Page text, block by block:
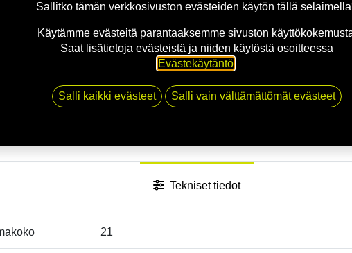
Tekniset tiedot
21
Sallitko tämän verkkosivuston evästeiden käytön tällä
Käytämme evästeitä parantaaksemme sivuston
Saat lisätietoja evästeistä ja niiden käytöstä osoitteessa
Evästekäytäntö.
Salli kaikki evästeet Salli vain välttämättömät evästeet